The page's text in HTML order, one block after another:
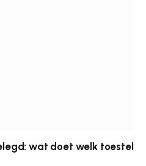
wat doet welk toestel